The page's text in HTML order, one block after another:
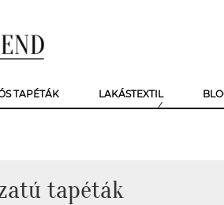
TAPÉTÁK LAKÁSTEXTIL
tapéták